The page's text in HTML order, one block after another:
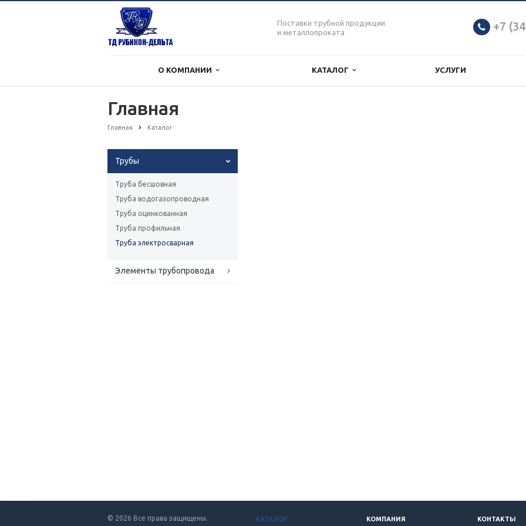
Поставки трубной продукции
и металлопроката
+7
О КОМПАНИИ КАТАЛОГ УСЛУГИ
Главная
Главная Каталог
Трубы
Труба бесшовная
Труба водогазопроводная
Труба оцинкованная
Труба профильная
Труба электросварная
Элементы трубопровода
© 2026 Все права защищены. КАТАЛОГ КОМПАНИЯ КОНТАКТЫ